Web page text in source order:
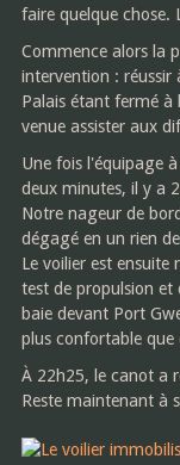
faire quelque chose.
Commence alors la
intervention : réussir
Palais étant fermé à
venue assister aux
Une fois l'équipage
deux minutes, il y a
Notre nageur de
dégagé en un rien
Le voilier est
test de propulsion et
baie devant Port
plus confortable
À 22h25, le canot a
Reste maintenant à